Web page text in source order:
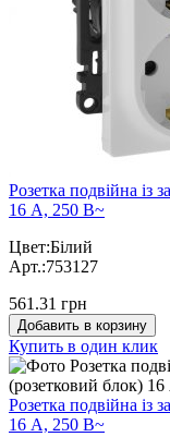
Розетка подвійна із
16 А, 250 В~
Цвет:Білий
Арт.:753127
561.31 грн
Добавить в корзину
Купить в один клик
Розетка подвійна із
16 А, 250 В~